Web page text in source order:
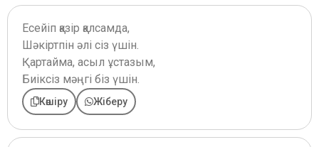
Есейіп қазір қалсамда,
Шәкіртпін әлі сіз үшін.
Қартайма, асыл ұстазым,
Биіксіз мәңгі біз үшін.
Көшіру Жіберу